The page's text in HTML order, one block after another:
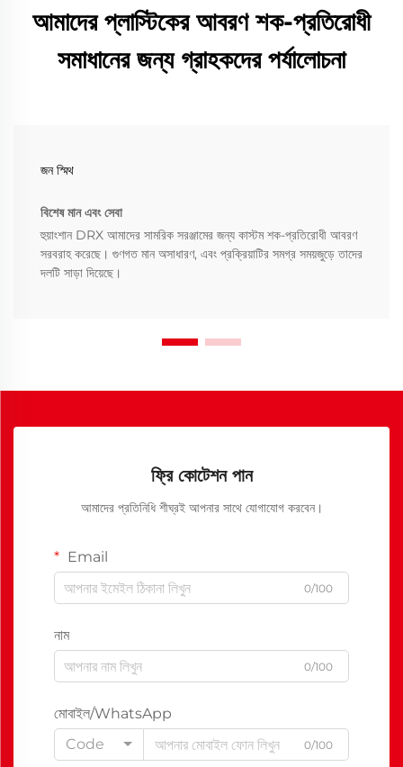
আমাদের প্লাস্টিকের আবরণ শক-প্রতিরোধী
সমাধানের জন্য গ্রাহকদের পর্যালোচনা
জন স্মিথ
বিশেষ মান এবং সেবা
হুয়াংশান DRX আমাদের সামরিক সরঞ্জামের জন্য কাস্টম শক-প্রতিরোধী আবরণ
সরবরাহ করেছে। গুণগত মান অসাধারণ, এবং প্রক্রিয়াটির সমগ্র সময়জুড়ে তাদের
দলটি সাড়া দিয়েছে।
ফ্রি কোটেশন পান
আমাদের প্রতিনিধি শীঘ্রই আপনার সাথে যোগাযোগ করবেন।
Email
0/100
নাম
0/100
মোবাইল/WhatsApp
Code
0/100